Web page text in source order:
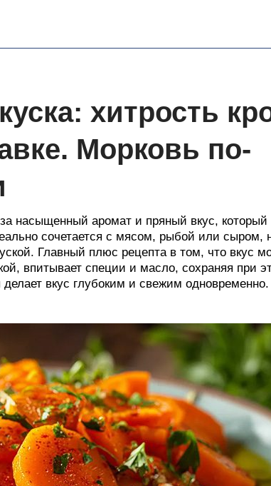
хитрость
Морковь по-
насыщенный аромат и пряный вкус,
сочетается с мясом, рыбой или сыром,
Главный плюс рецепта в том, что вкус
впитывает специи и масло, сохраняя при
вкус глубоким и свежим одновременно.